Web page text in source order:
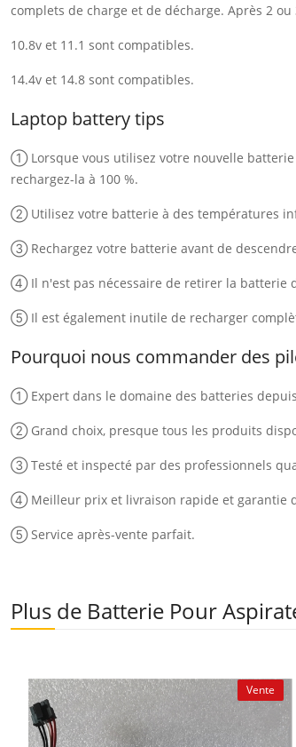
complets de charge et de décharge. Après 2
10.8v et 11.1 sont compatibles.
14.4v et 14.8 sont compatibles.
Laptop battery tips
① Lorsque vous utilisez votre nouvelle
rechargez-la à 100 %.
② Utilisez votre batterie à des températures
③ Rechargez votre batterie avant de
④ Il n'est pas nécessaire de retirer la batterie
⑤ Il est également inutile de recharger
Pourquoi nous commander des
① Expert dans le domaine des batteries
② Grand choix, presque tous les produits
③ Testé et inspecté par des professionnels
④ Meilleur prix et livraison rapide et garantie
⑤ Service après-vente parfait.
Plus de Batterie Pour
Vente